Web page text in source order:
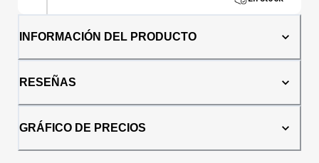
Consumir dentro de los 3 días posteriores a
INFORMACIÓN DEL PRODUCTO
RESEÑAS
GRÁFICO DE PRECIOS